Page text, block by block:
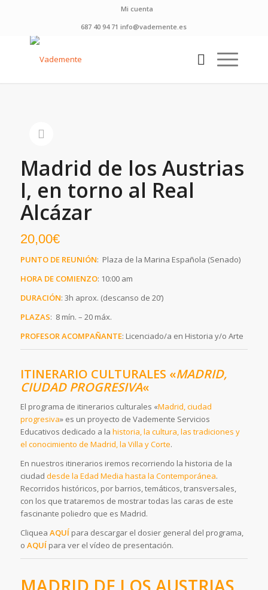
Mi cuenta
687 40 94 71 info@vademente.es
Madrid de los Austrias
I, en torno al Real
Alcázar
20,00€
PUNTO DE REUNIÓN: Plaza de la Marina Española (Senado)
HORA DE COMIENZO: 10:00 am
DURACIÓN: 3h aprox. (descanso de 20’)
PLAZAS: 8 mín. – 20 máx.
PROFESOR ACOMPAÑANTE: Licenciado/a en Historia y/o Arte
ITINERARIO CULTURALES «MADRID,
CIUDAD PROGRESIVA«
El programa de itinerarios culturales «Madrid, ciudad
progresiva» es un proyecto de Vademente Servicios
Educativos dedicado a la historia, la cultura, las tradiciones y
el conocimiento de Madrid, la Villa y Corte.
En nuestros itinerarios iremos recorriendo la historia de la
ciudad desde la Edad Media hasta la Contemporánea.
Recorridos históricos, por barrios, temáticos, transversales,
con los que trataremos de mostrar todas las caras de este
fascinante poliedro que es Madrid.
Cliquea AQUÍ para descargar el dosier general del programa,
o AQUÍ para ver el vídeo de presentación.